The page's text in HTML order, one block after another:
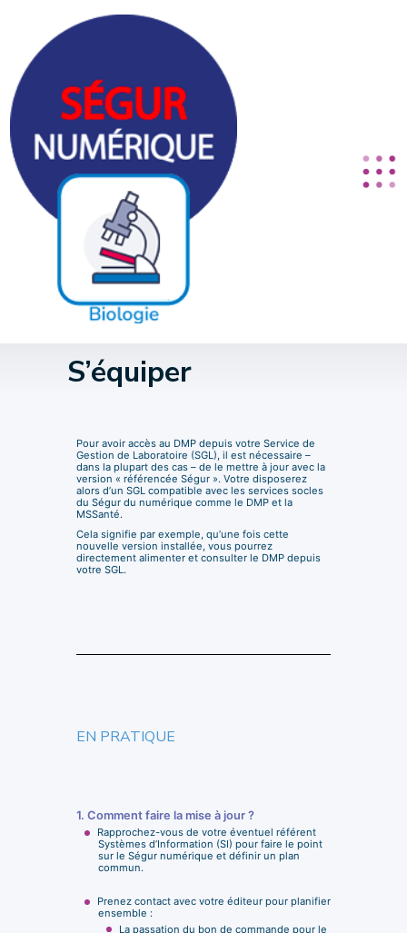
S’équiper
Pour avoir accès au DMP depuis votre Service de
Gestion de Laboratoire (SGL), il est nécessaire –
dans la plupart des cas – de le mettre à jour avec la
version « référencée Ségur ». Votre disposerez
alors d’un SGL compatible avec les services socles
du Ségur du numérique comme le DMP et la
MSSanté.
Cela signifie par exemple, qu’une fois cette
nouvelle version installée, vous pourrez
directement alimenter et consulter le DMP depuis
votre SGL.
EN PRATIQUE
1. Comment faire la mise à jour ?
Rapprochez-vous de votre éventuel référent
Systèmes d’Information (SI) pour faire le point
sur le Ségur numérique et définir un plan
commun.
Prenez contact avec votre éditeur pour planifier
ensemble :
La passation du bon de commande pour le